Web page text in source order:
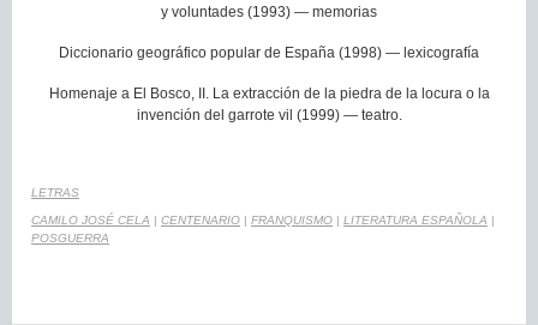
y voluntades (1993) — memorias
Diccionario geográfico popular de España (1998) — lexicografía
Homenaje a El Bosco, II. La extracción de la piedra de la locura o la
invención del garrote vil (1999) — teatro.
LETRAS
CAMILO JOSÉ CELA | CENTENARIO | FRANQUISMO | LITERATURA ESPAÑOLA |
POSGUERRA